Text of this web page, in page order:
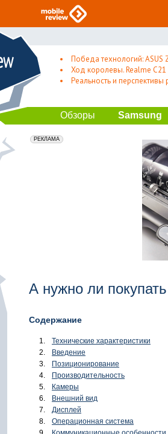
Победа технологий: ASUS
Ход королевы. Realme C21
Реальность и
Обзоры Samsung
erid: 2VfnxxmNzs5
РЕКЛАМА
А нужно ли
Содержание
Технические характеристики
Введение
Позиционирование
Производительность
Камеры
Внешний вид
Дисплей
Операционная система